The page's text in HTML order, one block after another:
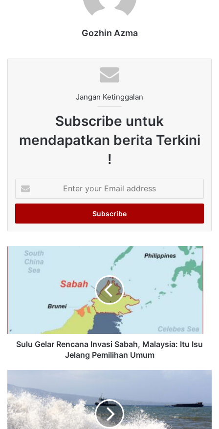
Gozhin Azma
Jangan Ketinggalan
Subscribe untuk
mendapatkan berita Terkini
!
your
Email
Sulu Gelar Rencana Invasi Sabah, Malaysia: Itu Isu
Jelang Pemilihan Umum